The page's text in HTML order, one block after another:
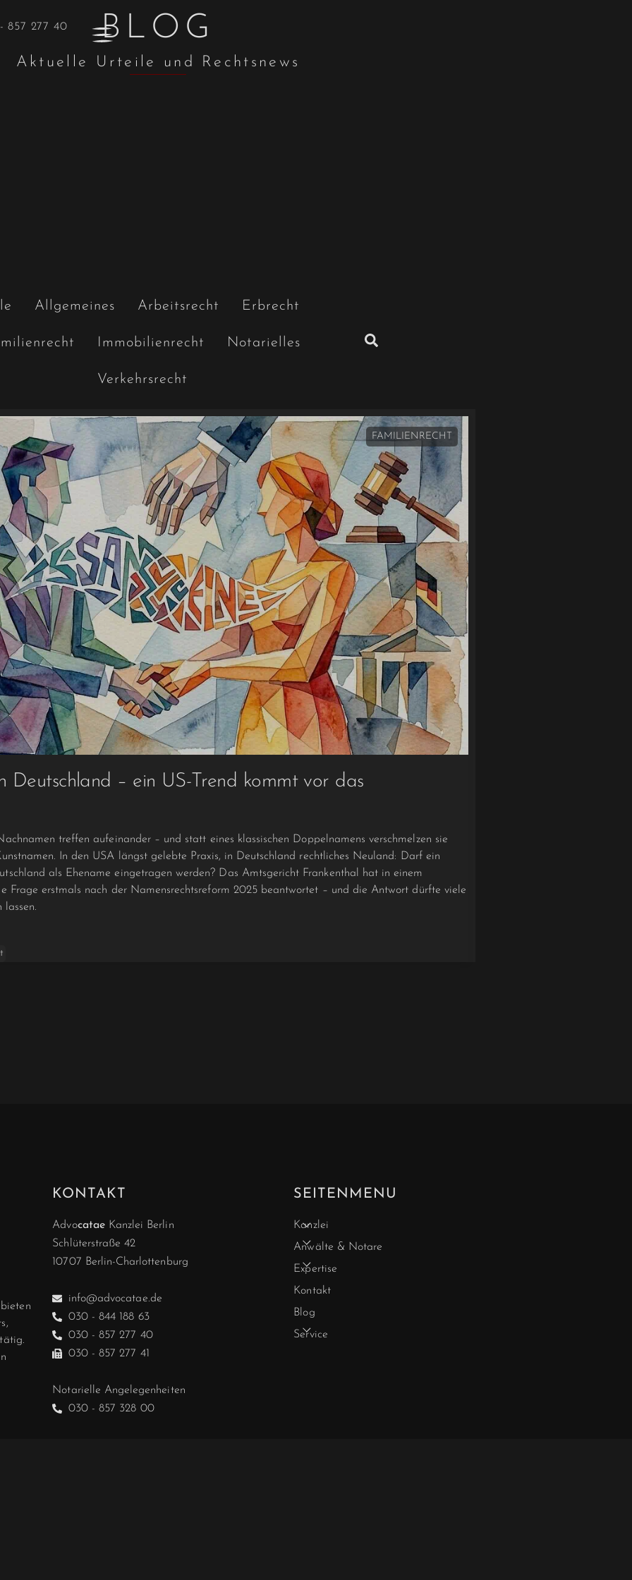
857 277 40 BLOG
Aktuelle Urteile und Rechtsnews
Allgemeines Arbeitsrecht Erbrecht
Immobilienrecht Notarielles
Verkehrsrecht
Deutschland – ein US-Trend kommt vor das
treffen aufeinander – und statt eines klassischen Doppelnamens verschmelzen sie
In den USA längst gelebte Praxis, in Deutschland rechtliches Neuland: Darf ein
als Ehename eingetragen werden? Das Amtsgericht Frankenthal hat in einem
Frage erstmals nach der Namensrechtsreform 2025 beantwortet – und die Antwort dürfte viele
FAMILIENRECHT
KONTAKT
AdvocataeKanzlei Berlin
Schlüterstraße 42
10707 Berlin-Charlottenburg
info@advocatae.de
030 - 844 188 63
030 - 857 277 40
030 - 857 277 41
Notarielle Angelegenheiten
030 - 857 328 00
SEITENMENU
Kanzlei
Anwälte & Notare
Expertise
Kontakt
Blog
Service